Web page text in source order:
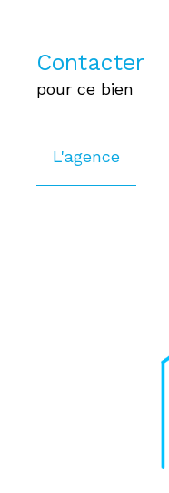
Contacter
pour ce bien
L'agence